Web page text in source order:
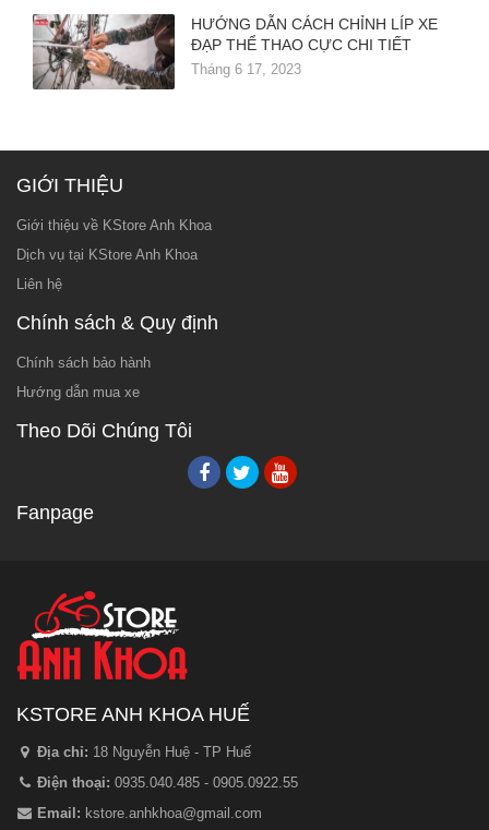
HƯỚNG DẪN CÁCH CHỈNH LÍP XE
ĐẠP THỂ THAO CỰC CHI TIẾT
Tháng 6 17, 2023
GIỚI THIỆU
Giới thiệu về KStore Anh Khoa
Dịch vụ tại KStore Anh Khoa
Liên hệ
Chính sách & Quy định
Chính sách bảo hành
Hướng dẫn mua xe
Theo Dõi Chúng Tôi
Fanpage
KSTORE ANH KHOA HUẾ
Địa chỉ: 18 Nguyễn Huệ - TP Huế
Điện thoại: 0935.040.485 - 0905.0922.55
Email: kstore.anhkhoa@gmail.com